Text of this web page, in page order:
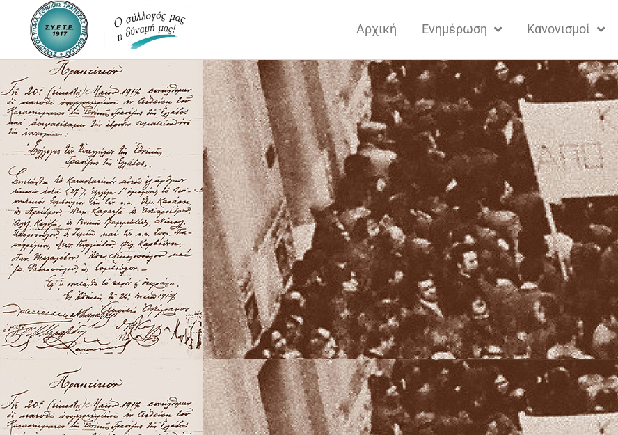
Αρχική Ενημέρωση Κανονισμοί